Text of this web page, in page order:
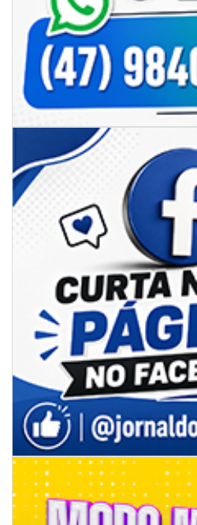
06/08/2026 | 18:28
Ciclone-bomba se forma sobre o
impactos provocados pela frente fria e
06/08/2026 | 07:00
Secretaria de Cultura retoma oficinas
modalidades para a comunidade